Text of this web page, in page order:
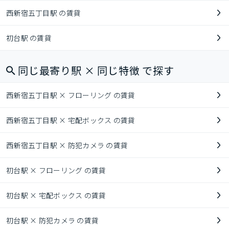
西新宿五丁目駅 の賃貸
初台駅 の賃貸
同じ最寄り駅 × 同じ特徴 で探す
西新宿五丁目駅 × フローリング の賃貸
西新宿五丁目駅 × 宅配ボックス の賃貸
西新宿五丁目駅 × 防犯カメラ の賃貸
初台駅 × フローリング の賃貸
初台駅 × 宅配ボックス の賃貸
初台駅 × 防犯カメラ の賃貸